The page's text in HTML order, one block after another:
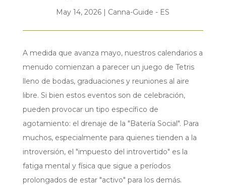
May 14, 2026 | Canna-Guide - ES
A medida que avanza mayo, nuestros calendarios a
menudo comienzan a parecer un juego de Tetris
lleno de bodas, graduaciones y reuniones al aire
libre. Si bien estos eventos son de celebración,
pueden provocar un tipo específico de
agotamiento: el drenaje de la "Batería Social". Para
muchos, especialmente para quienes tienden a la
introversión, el "impuesto del introvertido" es la
fatiga mental y física que sigue a períodos
prolongados de estar "activo" para los demás.